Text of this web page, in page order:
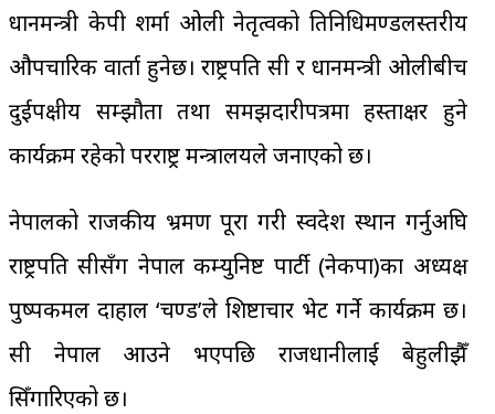
प्रधानमन्त्री केपी शर्मा ओली नेतृत्वको प्रतिनिधिमण्डलस्तरीय
औपचारिक वार्ता हुनेछ। राष्ट्रपति सी र प्रधानमन्त्री ओलीबीच
दुईपक्षीय सम्झौता तथा समझदारीपत्रमा हस्ताक्षर हुने
कार्यक्रम रहेको परराष्ट्र मन्त्रालयले जनाएको छ।
नेपालको राजकीय भ्रमण पूरा गरी स्वदेश प्रस्थान गर्नुअघि
राष्ट्रपति सीसँग नेपाल कम्युनिष्ट पार्टी (नेकपा)का अध्यक्ष
पुष्पकमल दाहाल ‘प्रचण्ड’ले शिष्टाचार भेट गर्ने कार्यक्रम छ।
सी नेपाल आउने भएपछि राजधानीलाई बेहुलीझैँ
सिँगारिएको छ।